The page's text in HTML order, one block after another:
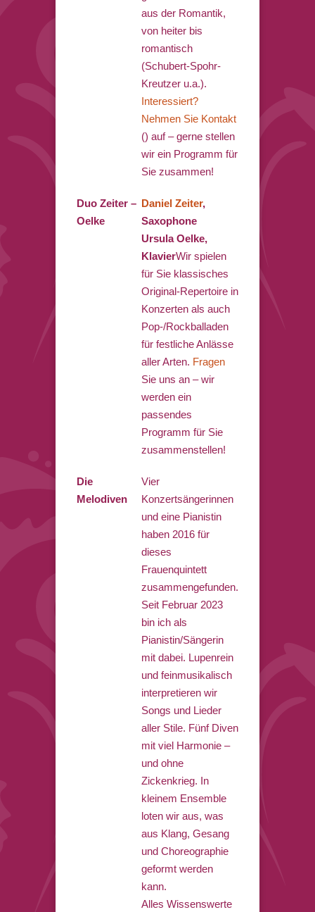
aus der Romantik,
von heiter bis
romantisch
(Schubert-Spohr-
Kreutzer u.a.).
Interessiert?
Nehmen Sie Kontakt
() auf – gerne stellen
wir ein Programm für
Sie zusammen!
Duo Zeiter –
Oelke
Daniel Zeiter,
Saxophone
Ursula Oelke,
KlavierWir spielen
für Sie klassisches
Original-Repertoire in
Konzerten als auch
Pop-/Rockballaden
für festliche Anlässe
aller Arten. Fragen
Sie uns an – wir
werden ein
passendes
Programm für Sie
zusammenstellen!
Die
Melodiven
Vier
Konzertsängerinnen
und eine Pianistin
haben 2016 für
dieses
Frauenquintett
zusammengefunden.
Seit Februar 2023
bin ich als
Pianistin/Sängerin
mit dabei. Lupenrein
und feinmusikalisch
interpretieren wir
Songs und Lieder
aller Stile. Fünf Diven
mit viel Harmonie –
und ohne
Zickenkrieg. In
kleinem Ensemble
loten wir aus, was
aus Klang, Gesang
und Choreographie
geformt werden
kann.
Alles Wissenswerte